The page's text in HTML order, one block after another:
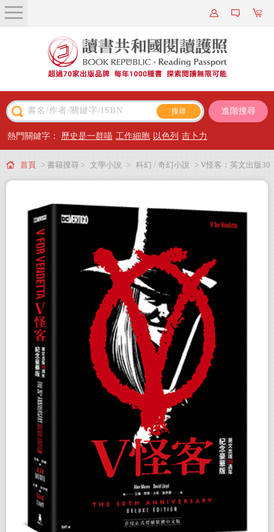
關於我們
近期新書
主題閱讀
出版專區
會員專屬
會員儲值方案
進階搜尋
熱門關鍵字： 歷史是一群喵 工作細胞 以色列 吉卜力
首頁 > 書籍搜尋 > 文學小說 > 科幻 / 奇幻小說 > V怪客：英文出版30